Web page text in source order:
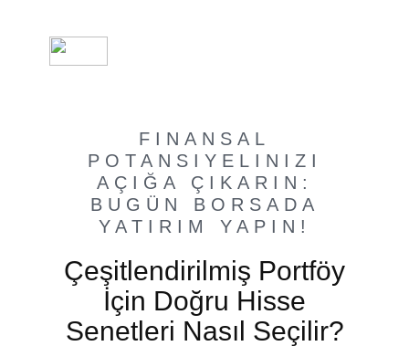
FINANSAL
POTANSIYELINIZI
AÇIĞA ÇIKARIN:
BUGÜN BORSADA
YATIRIM YAPIN!
Çeşitlendirilmiş Portföy
İçin Doğru Hisse
Senetleri Nasıl Seçilir?